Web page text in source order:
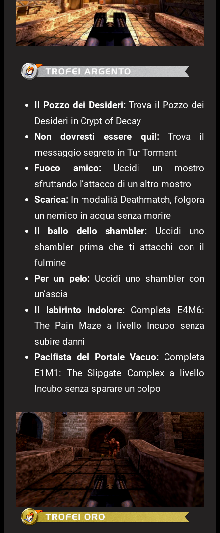
Il Pozzo dei Desideri:Trova il Pozzo dei
Desideri in Crypt of Decay
Non dovresti essere qui!:Trova il
messaggio segreto in Tur Torment
Fuoco amico:Uccidi un mostro
sfruttando l’attacco di un altro mostro
Scarica: In modalità Deathmatch, folgora
un nemico in acqua senza morire
Il ballo dello shambler: Uccidi uno
shambler prima che ti attacchi con il
fulmine
Per un pelo:Uccidi uno shambler con
un’ascia
Il labirinto indolore:Completa E4M6:
The Pain Maze a livello Incubo senza
subire danni
Pacifista del Portale Vacuo: Completa
E1M1: The Slipgate Complex a livello
Incubo senza sparare un colpo